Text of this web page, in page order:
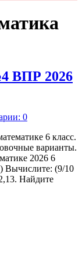
ВПР 2026
0
6 класс.
варианты.
2026 6
Вычислите: (9/10
Найдите